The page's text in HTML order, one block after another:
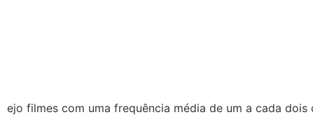
ejo filmes com uma frequência média de um a cada